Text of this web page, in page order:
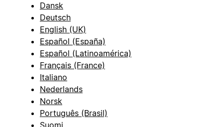
Dansk
Deutsch
English (UK)
Español (España)
Español (Latinoamérica)
Français (France)
Italiano
Nederlands
Norsk
Português (Brasil)